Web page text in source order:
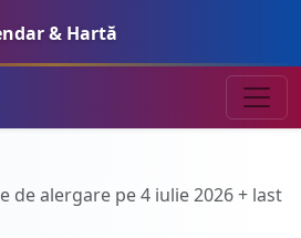
& Hartă
de alergare pe 4 iulie 2026 + last